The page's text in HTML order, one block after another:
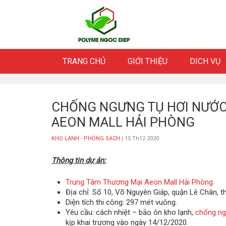
TRANG CHỦ GIỚI THIỆU DICH VỤ
CHỐNG NGƯNG TỤ HƠI
AEON MALL HẢI PHÒNG
KHO LẠNH - PHÒNG SẠCH | 15 Th12 2020
Thông tin dự án:
Trung Tâm Thương Mại Aeon Mall Hải Phòng
Địa chỉ: Số 10, Võ Nguyên Giáp, quận Lê Chân,
Diện tích thi công: 297 mét vuông.
Yêu cầu: cách nhiệt – bảo ôn kho lạnh, chống
kịp khai trương vào ngày 14/12/2020.